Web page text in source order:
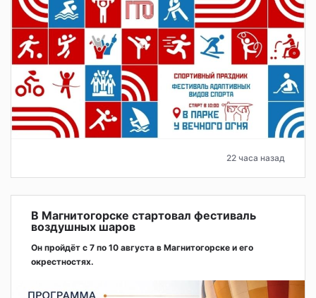
22 часа назад
В Магнитогорске стартовал фестиваль
воздушных шаров
Он пройдёт с 7 по 10 августа в Магнитогорске и его
окрестностях.